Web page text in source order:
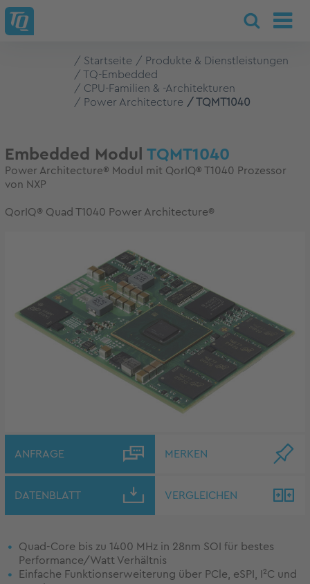
Startseite
Produkte & Dienstleistungen
TQ-Embedded
CPU-Familien & -Architekturen
Power Architecture
TQMT1040
Embedded Modul TQMT1040
Power Architecture® Modul mit QorIQ® T1040 Prozessor
von NXP
QorIQ® Quad T1040 Power Architecture®
ANFRAGE MERKEN
DATENBLATT VERGLEICHEN
Quad-Core bis zu 1400 MHz in 28nm SOI für bestes
Performance/Watt Verhältnis
Einfache Funktionserweiterung über PCle, eSPI, I²C und